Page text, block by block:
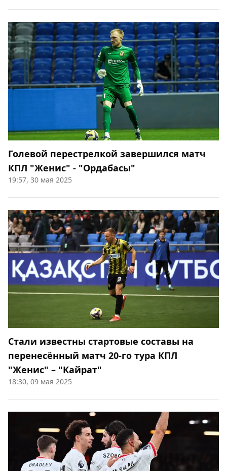
Голевой перестрелкой завершился матч
КПЛ "Женис" - "Ордабасы"
19:57, 30 мая 2025
Стали известны стартовые составы на
перенесённый матч 20-го тура КПЛ
"Женис" – "Кайрат"
18:30, 09 мая 2025